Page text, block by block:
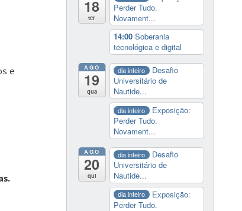
e
18
ter
Perder Tudo.
Novament...
14:00 Soberania
tecnológica e digital
AGO
19
qua
dia inteiro
Desafio
Universitário de
Nautide...
dia inteiro
Exposição:
Perder Tudo.
Novament...
AGO
20
qui
dia inteiro
Desafio
Universitário de
Nautide...
dia inteiro
Exposição:
Perder Tudo.